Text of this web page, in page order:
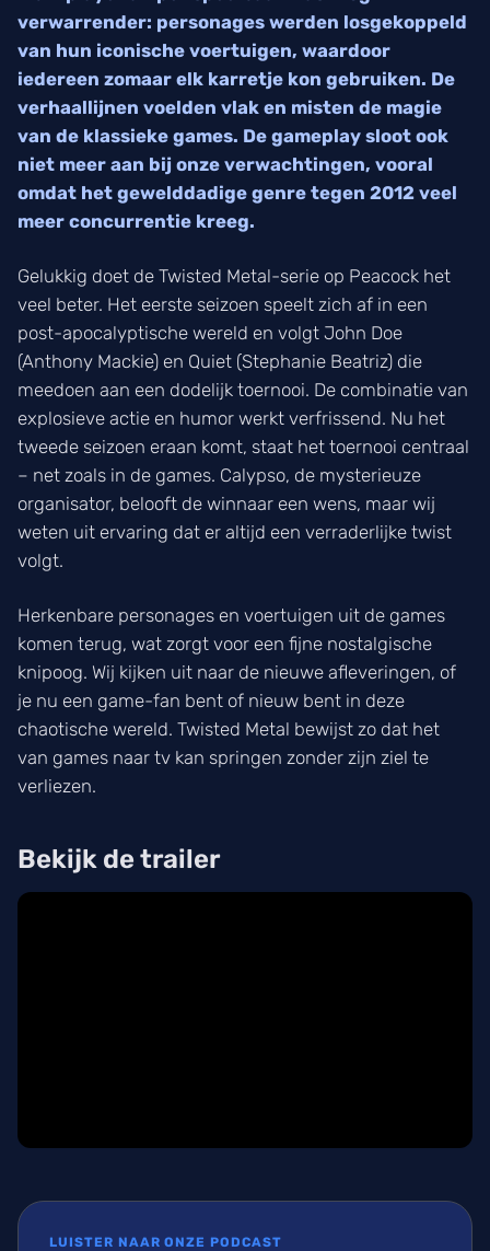
verwarrender: personages werden losgekoppeld
van hun iconische voertuigen, waardoor
iedereen zomaar elk karretje kon gebruiken. De
verhaallijnen voelden vlak en misten de magie
van de klassieke games. De gameplay sloot ook
niet meer aan bij onze verwachtingen, vooral
omdat het gewelddadige genre tegen 2012 veel
meer concurrentie kreeg.
Gelukkig doet de Twisted Metal-serie op Peacock het
veel beter. Het eerste seizoen speelt zich af in een
post-apocalyptische wereld en volgt John Doe
(Anthony Mackie) en Quiet (Stephanie Beatriz) die
meedoen aan een dodelijk toernooi. De combinatie van
explosieve actie en humor werkt verfrissend. Nu het
tweede seizoen eraan komt, staat het toernooi centraal
– net zoals in de games. Calypso, de mysterieuze
organisator, belooft de winnaar een wens, maar wij
weten uit ervaring dat er altijd een verraderlijke twist
volgt.
Herkenbare personages en voertuigen uit de games
komen terug, wat zorgt voor een fijne nostalgische
knipoog. Wij kijken uit naar de nieuwe afleveringen, of
je nu een game-fan bent of nieuw bent in deze
chaotische wereld. Twisted Metal bewijst zo dat het
van games naar tv kan springen zonder zijn ziel te
verliezen.
Bekijk de trailer
LUISTER NAAR ONZE PODCAST